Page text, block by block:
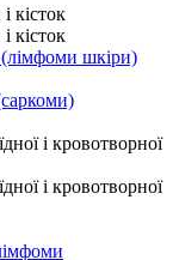
кісток
кісток
(лімфоми шкіри)
і кровотворної
і кровотворної